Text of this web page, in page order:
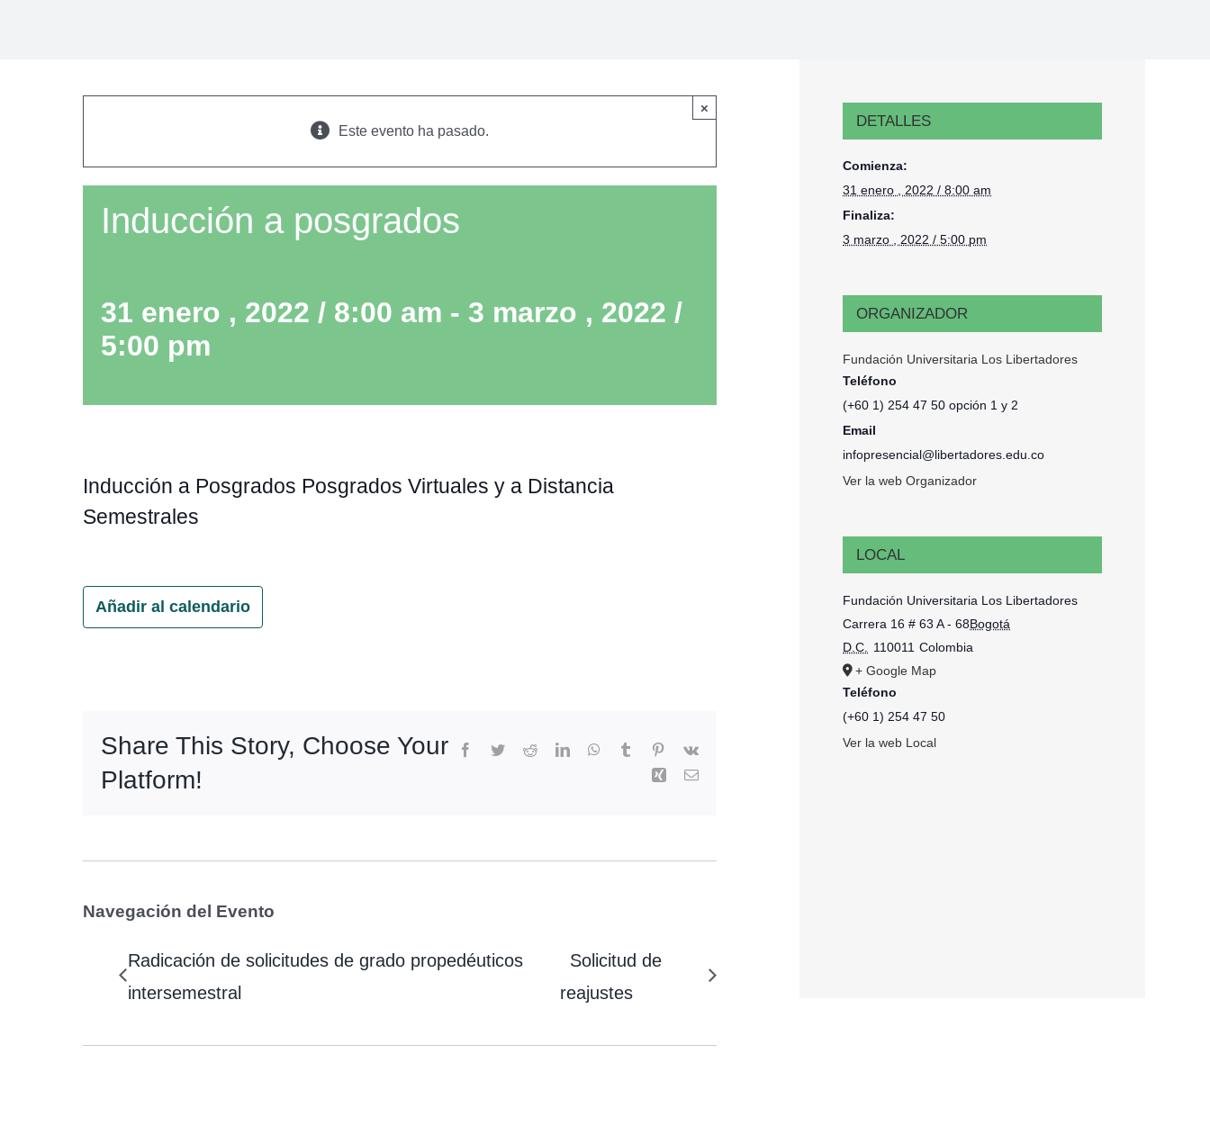
×
Este evento ha pasado.
Inducción a posgrados
31 enero , 2022 / 8:00 am - 3 marzo , 2022 /
5:00 pm
Inducción a Posgrados Posgrados Virtuales y a Distancia
Semestrales
Añadir al calendario
Share This Story, Choose Your
Platform!
Facebook
TwitterRedditLinkedInWhatsApp
Tumblr Pinterest
Vk
Xing Email
Navegación del Evento
Radicación de solicitudes de grado propedéuticos
intersemestral
Solicitud de
reajustes
DETALLES
Comienza:
31 enero , 2022 / 8:00 am
Finaliza:
3 marzo , 2022 / 5:00 pm
ORGANIZADOR
Fundación Universitaria Los Libertadores
Teléfono
(+60 1) 254 47 50 opción 1 y 2
Email
infopresencial@libertadores.edu.co
Ver la web Organizador
LOCAL
Fundación Universitaria Los Libertadores
Carrera 16 # 63 A - 68Bogotá
D.C. 110011 Colombia
+ Google Map
Teléfono
(+60 1) 254 47 50
Ver la web Local